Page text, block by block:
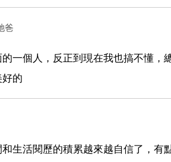
爸
一個人，反正到現在我也搞不懂
的
生活閱歷的積累越來越自信了，